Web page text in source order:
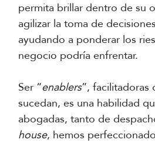
permita brillar dentro de su
agilizar la toma de
ayudando a ponderar los
negocio podría enfrentar.
Ser “enablers”, facilitadoras
sucedan, es una habilidad
abogadas, tanto de
house, hemos